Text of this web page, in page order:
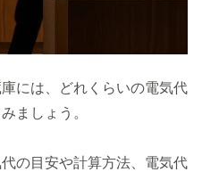
には、どれくらいの電気代
ましょう。
の目安や計算方法、電気代